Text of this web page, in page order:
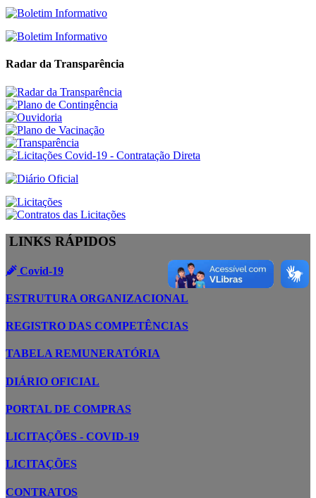
Radar da Transparência
LINKS RÁPIDOS
Covid-19
ESTRUTURA ORGANIZACIONAL
REGISTRO DAS COMPETÊNCIAS
TABELA REMUNERATÓRIA
DIÁRIO OFICIAL
PORTAL DE COMPRAS
LICITAÇÕES - COVID-19
LICITAÇÕES
CONTRATOS